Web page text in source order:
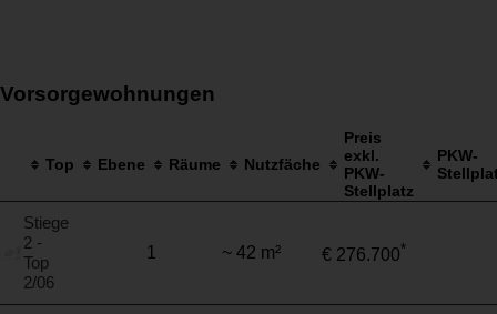
Vorsorgewohnungen
Top Ebene Räume Nutzfäche
Preis
exkl.
PKW-
Stellplatz
PKW-
Stiege
2 -
Top
2/06
1 ~ 42 m² € 276.700*